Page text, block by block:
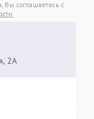
Вы соглашаетесь с
2А